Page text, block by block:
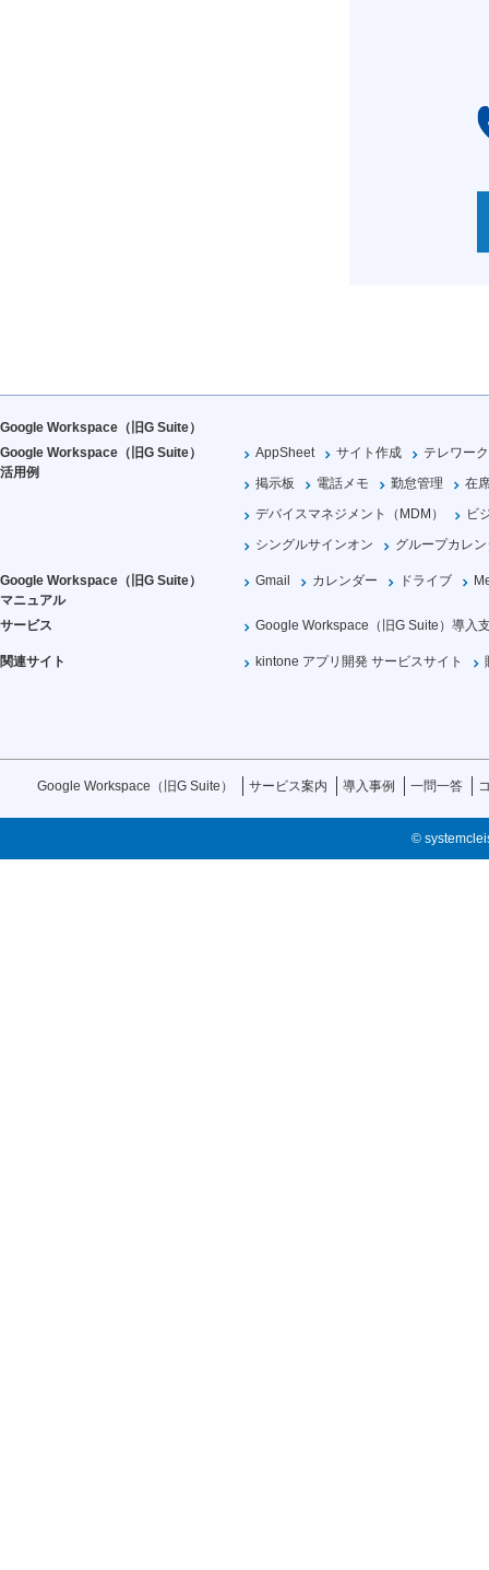
Google Workspace（旧G Suite）
Google Workspace（旧G Suite）
活用例
AppSheet サイト作成
テレワーク
掲示板
電話メモ 勤怠管理
在
デバイスマネジメント（MDM）
ビ
シングルサインオン
グループカレ
Google Workspace（旧G Suite）
マニュアル
Gmail カレンダー ドライブ
サービス Google Workspace（旧G Suite）導入
関連サイト kintone アプリ開発 サービスサイト
Google Workspace（旧G Suite） サービス案内 導入事例 一問一答
©